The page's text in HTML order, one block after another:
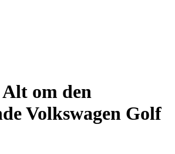
om den
Volkswagen Golf